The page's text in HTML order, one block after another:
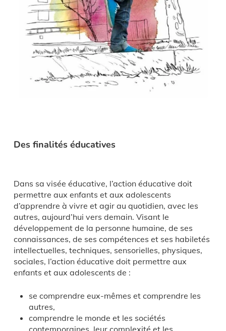
Des finalités éducatives
Dans sa visée éducative, l’action éducative doit
permettre aux enfants et aux adolescents
d’apprendre à vivre et agir au quotidien, avec les
autres, aujourd’hui vers demain. Visant le
développement de la personne humaine, de ses
connaissances, de ses compétences et ses habiletés
intellectuelles, techniques, sensorielles, physiques,
sociales, l’action éducative doit permettre aux
enfants et aux adolescents de :
se comprendre eux-mêmes et comprendre les
autres,
comprendre le monde et les sociétés
contemporaines, leur complexité et les